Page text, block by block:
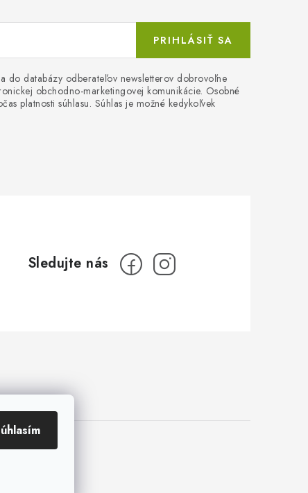
do databázy odberateľov newsletterov dobrovoľne
obchodno-marketingovej komunikácie. Osobné
platnosti súhlasu. Súhlas je možné kedykoľvek
PRIHLÁSIŤ SA